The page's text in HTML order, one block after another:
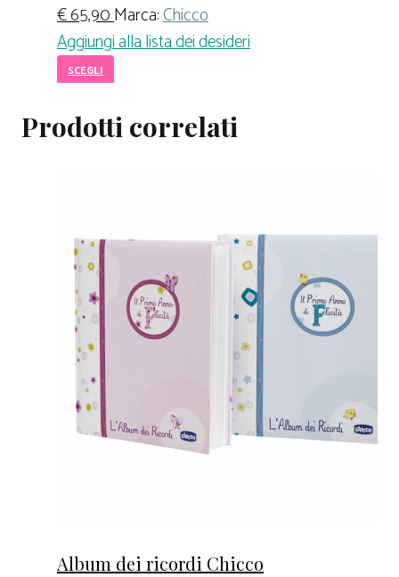
€65,90Marca:Chicco
Aggiungi alla lista dei desideri
SCEGLI
Prodotti correlati
Album dei ricordi Chicco